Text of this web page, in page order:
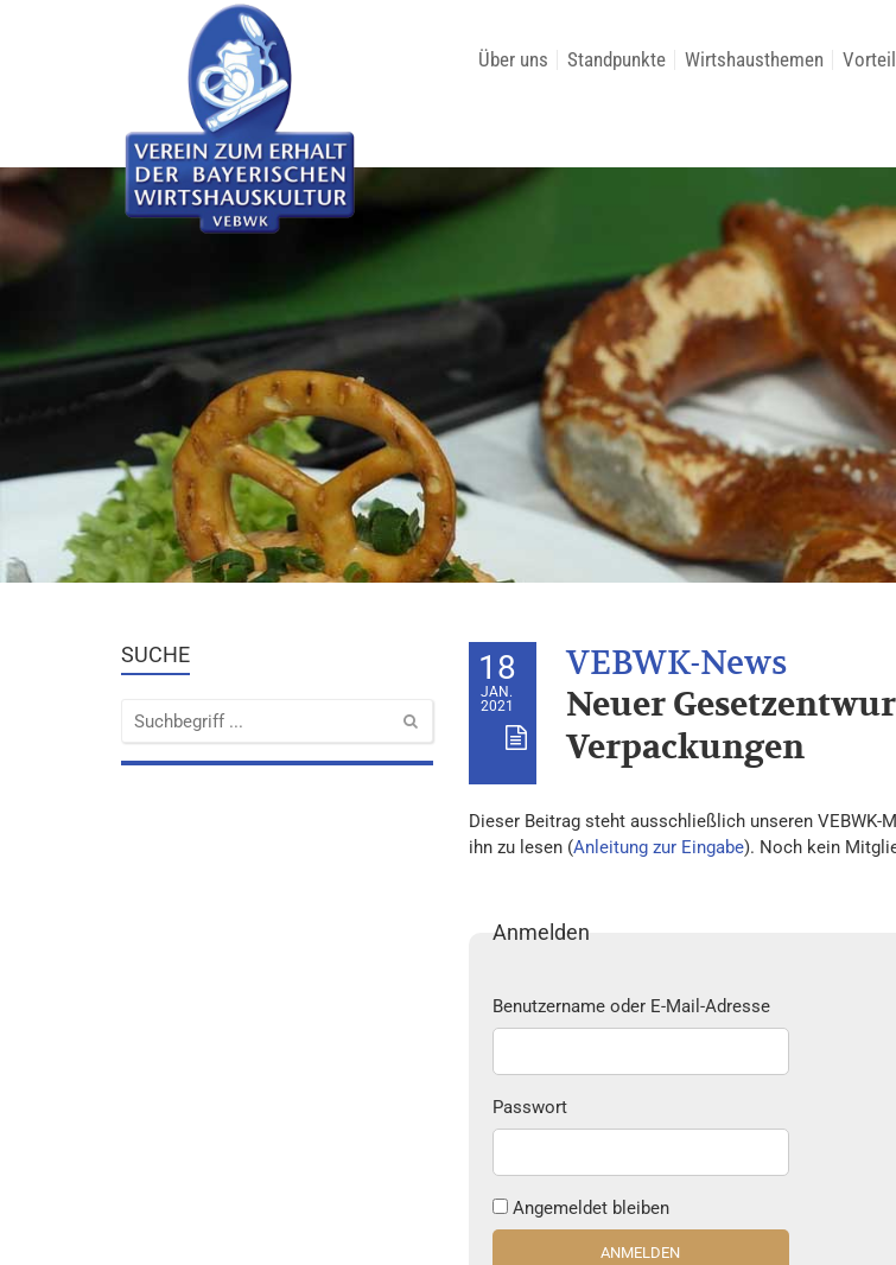
Über uns Standpunkte Wirtshausthemen
SUCHE 18
JAN.
2021
Neuer
Verpackungen
Dieser Beitrag steht ausschließlich unseren
ihn zu lesen (Anleitung zur Eingabe). Noch kein
Anmelden
Benutzername oder E-Mail-Adresse
Passwort
Angemeldet bleiben